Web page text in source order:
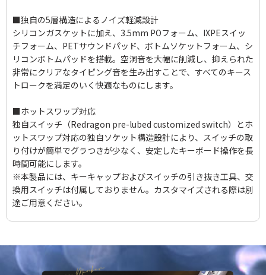
■独自の5層構造によるノイズ軽減設計
シリコンガスケットに加え、3.5mm POフォーム、IXPEスイッ
チフォーム、PETサウンドパッド、ボトムソケットフォーム、シ
リコンボトムパッドを搭載。空洞音を大幅に削減し、抑えられた
非常にクリアなタイピング音を生み出すことで、すべてのキース
トロークを満足のいく快適なものにします。
■ホットスワップ対応
独自スイッチ（Redragon pre-lubed customized switch）とホ
ットスワップ対応の独自ソケット構造設計により、スイッチの取
り付けが簡単でグラつきが少なく、安定したキーボード操作を長
時間可能にします。
※本製品には、キーキャップおよびスイッチの引き抜き工具、交
換用スイッチは付属しておりません。カスタマイズされる際は別
途ご用意ください。